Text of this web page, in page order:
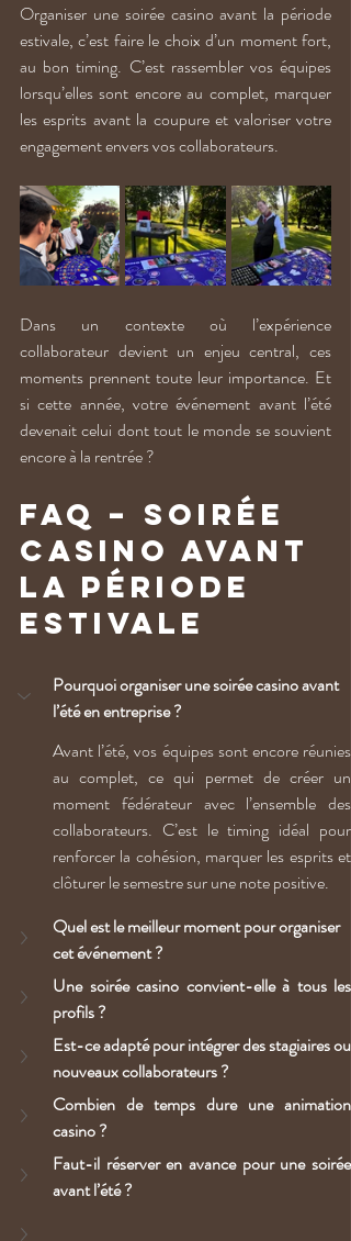
Organiser une soirée casino avant la période
estivale, c’est faire le choix d’un moment fort,
au bon timing. C’est rassembler vos équipes
lorsqu’elles sont encore au complet, marquer
les esprits avant la coupure et valoriser votre
engagement envers vos collaborateurs.
Dans un contexte où l’expérience
collaborateur devient un enjeu central, ces
moments prennent toute leur importance. Et
si cette année, votre événement avant l’été
devenait celui dont tout le monde se souvient
encore à la rentrée ?
FAQ – Soirée
casino avant
la période
estivale
Pourquoi organiser une soirée casino avant
l’été en entreprise ?
Avant l’été, vos équipes sont encore réunies
au complet, ce qui permet de créer un
moment fédérateur avec l’ensemble des
collaborateurs. C’est le timing idéal pour
renforcer la cohésion, marquer les esprits et
clôturer le semestre sur une note positive.
Quel est le meilleur moment pour organiser
cet événement ?
Une soirée casino convient-elle à tous les
profils ?
Est-ce adapté pour intégrer des stagiaires ou
nouveaux collaborateurs ?
Combien de temps dure une animation
casino ?
Faut-il réserver en avance pour une soirée
avant l’été ?